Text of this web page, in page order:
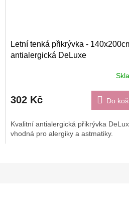
Letní tenká přikrývka -
antialergická DeLuxe
302 Kč Do
Kvalitní antialergická přikrývka
vhodná pro alergiky a astmatiky.